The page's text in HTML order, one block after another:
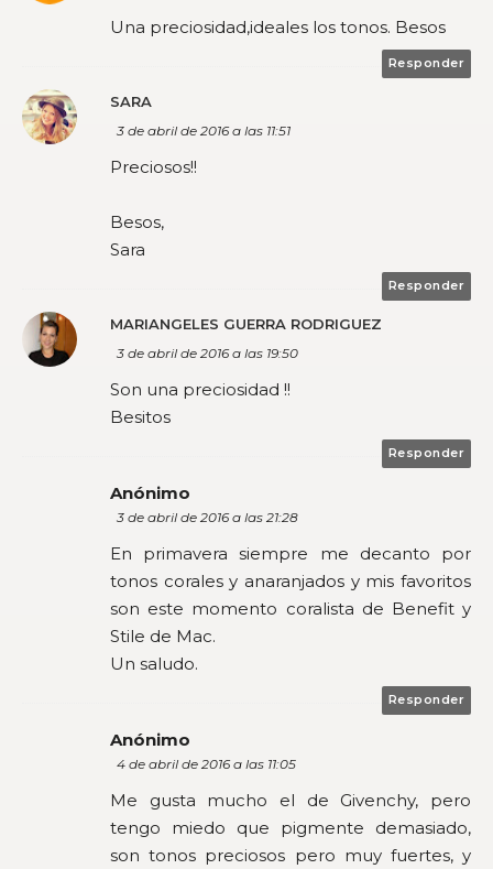
Una preciosidad,ideales los tonos. Besos
Responder
SARA
3 de abril de 2016 a las 11:51
Preciosos!!
Besos,
Sara
Responder
MARIANGELES GUERRA RODRIGUEZ
3 de abril de 2016 a las 19:50
Son una preciosidad !!
Besitos
Responder
Anónimo
3 de abril de 2016 a las 21:28
En primavera siempre me decanto por
tonos corales y anaranjados y mis favoritos
son este momento coralista de Benefit y
Stile de Mac.
Un saludo.
Responder
Anónimo
4 de abril de 2016 a las 11:05
Me gusta mucho el de Givenchy, pero
tengo miedo que pigmente demasiado,
son tonos preciosos pero muy fuertes, y